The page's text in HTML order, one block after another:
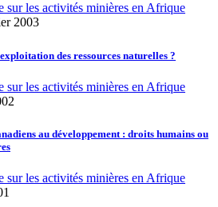
sur les activités minières en Afrique
2003
des ressources naturelles ?
sur les activités minières en Afrique
au développement : droits humains ou
sur les activités minières en Afrique